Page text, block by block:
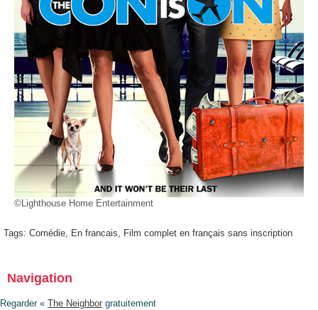
©Lighthouse Home Entertainment
Tags: Comédie, En francais, Film complet en français sans inscription
Navigation
Regarder « The Neighbor gratuitement